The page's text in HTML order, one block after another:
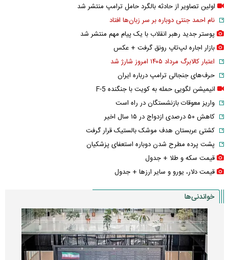
اولین تصاویر از حادثه بالگرد حامل ترامپ منتشر شد
نام احمد جنتی دوباره بر سر زبان‌ها افتاد
پوستر جدید رهبر انقلاب با یک پیام مهم منتشر شد
بازار اجاره لپ‌تاپ رونق گرفت + عکس
اعتبار کالابرگ مرداد ۱۴۰۵ امروز شارژ شد
حرف‌های جنجالی ترامپ درباره ایران
انیمیشن لگویی حمله به کویت با جنگنده F-5
واریز معوقات بازنشستگان در راه است
کاهش ۵۰ درصدی ازدواج در ۱۵ سال اخیر
کشتی عربستان هدف موشک بالستیک قرار گرفت
پشت پرده مطرح شدن دوباره استعفای پزشکیان
قیمت سکه و طلا + جدول
قیمت دلار، یورو و سایر ارز‌ها + جدول
خواندنی‌ها